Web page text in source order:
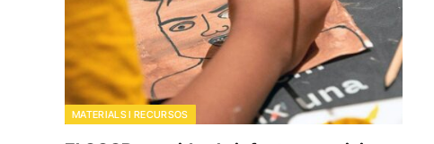
MATERIALS I RECURSOS